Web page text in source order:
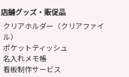
店舗グッズ・販促品
クリアホルダー（クリアファイ
ル）
ポケットティッシュ
名入れメモ帳
看板制作サービス